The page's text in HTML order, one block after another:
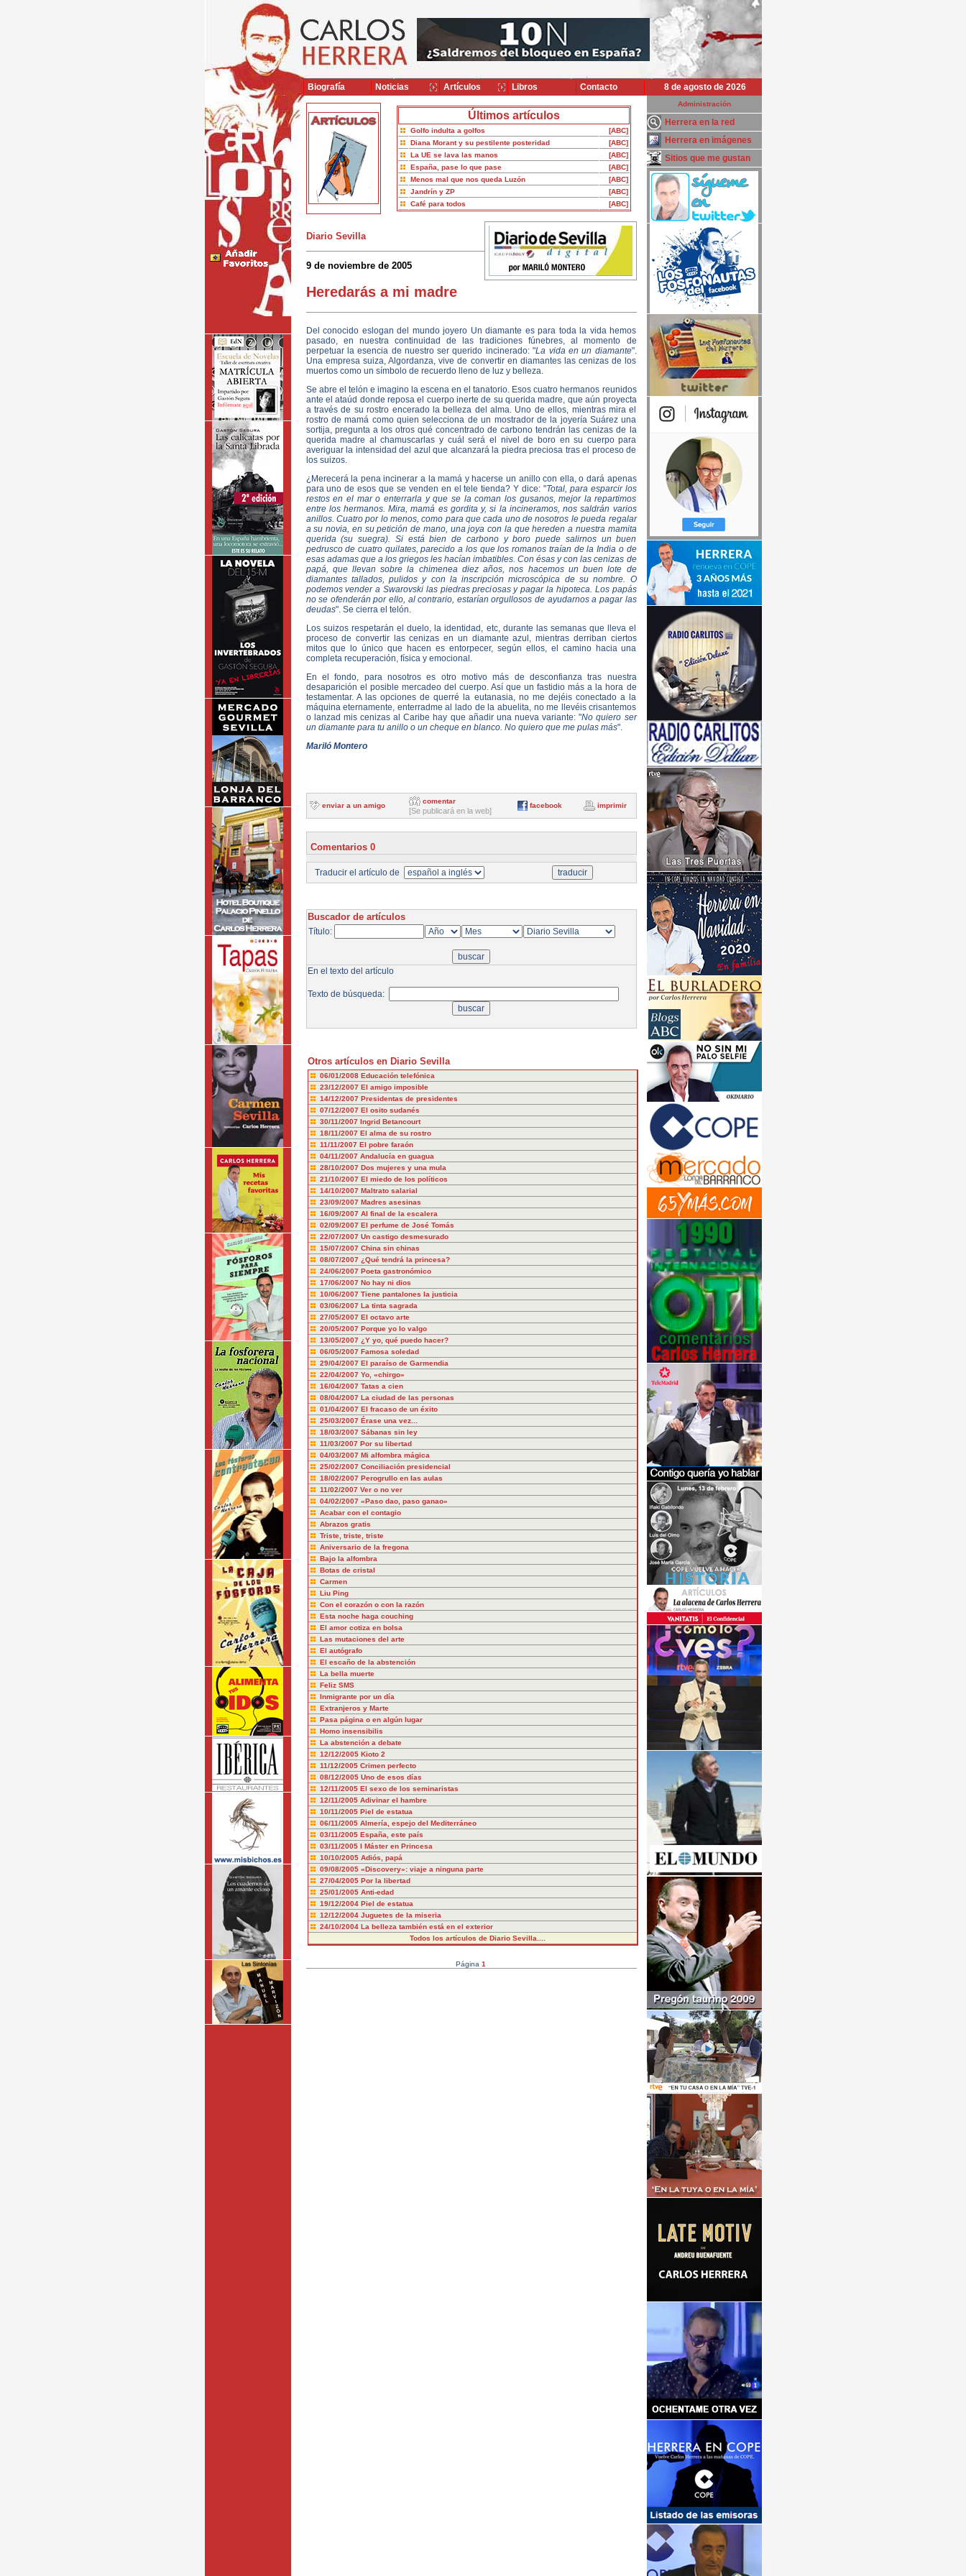
8 de agosto de 2026
Últimos artículos
Golfo indulta a golfos
[ABC]
Diana Morant y su pestilente posteridad
[ABC]
La UE se lava las manos
[ABC]
España, pase lo que pase
[ABC]
Menos mal que nos queda Luzón
[ABC]
Jandrín y ZP
[ABC]
Café para todos
[ABC]
Diario Sevilla
9 de noviembre de 2005
Heredarás a mi madre
Del conocido eslogan del mundo joyero Un diamante es para toda la vida hemos
pasado, en nuestra continuidad de las tradiciones fúnebres, al momento de
perpetuar la esencia de nuestro ser querido incinerado: "La vida en un diamante".
Una empresa suiza, Algordanza, vive de convertir en diamantes las cenizas de los
muertos como un símbolo de recuerdo lleno de luz y belleza.
Se abre el telón e imagino la escena en el tanatorio. Esos cuatro hermanos reunidos
ante el ataúd donde reposa el cuerpo inerte de su querida madre, que aún proyecta
a través de su rostro encerado la belleza del alma. Uno de ellos, mientras mira el
rostro de mamá como quien selecciona de un mostrador de la joyería Suárez una
sortija, pregunta a los otros qué concentrado de carbono tendrán las cenizas de la
querida madre al chamuscarlas y cuál será el nivel de boro en su cuerpo para
averiguar la intensidad del azul que alcanzará la piedra preciosa tras el proceso de
los suizos.
¿Merecerá la pena incinerar a la mamá y hacerse un anillo con ella, o dará apenas
para uno de esos que se venden en el tele tienda? Y dice: "Total, para esparcir los
restos en el mar o enterrarla y que se la coman los gusanos, mejor la repartimos
entre los hermanos. Mira, mamá es gordita y, si la incineramos, nos saldrán varios
anillos. Cuatro por lo menos, como para que cada uno de nosotros le pueda regalar
a su novia, en su petición de mano, una joya con la que hereden a nuestra mamita
querida (su suegra). Si está bien de carbono y boro puede salirnos un buen
pedrusco de cuatro quilates, parecido a los que los romanos traían de la India o de
esas adamas que a los griegos les hacían imbatibles. Con ésas y con las cenizas de
papá, que llevan sobre la chimenea diez años, nos hacemos un buen lote de
diamantes tallados, pulidos y con la inscripción microscópica de su nombre. O
podemos vender a Swarovski las piedras preciosas y pagar la hipoteca. Los papás
no se ofenderán por ello, al contrario, estarían orgullosos de ayudarnos a pagar las
deudas". Se cierra el telón.
Los suizos respetarán el duelo, la identidad, etc, durante las semanas que lleva el
proceso de convertir las cenizas en un diamante azul, mientras derriban ciertos
mitos que lo único que hacen es entorpecer, según ellos, el camino hacia una
completa recuperación, física y emocional.
En el fondo, para nosotros es otro motivo más de desconfianza tras nuestra
desaparición el posible mercadeo del cuerpo. Así que un fastidio más a la hora de
testamentar. A las opciones de querré la eutanasia, no me dejéis conectado a la
máquina eternamente, enterradme al lado de la abuelita, no me llevéis crisantemos
o lanzad mis cenizas al Caribe hay que añadir una nueva variante: "No quiero ser
un diamante para tu anillo o un cheque en blanco. No quiero que me pulas más".
Mariló Montero
enviar a un amigo
comentar
[Se publicará en la web]
facebook imprimir
Comentarios 0
Traducir el artículo de
Buscador de artículos
Título:
En el texto del artículo
Texto de búsqueda:
Otros artículos en Diario Sevilla
06/01/2008 Educación telefónica
23/12/2007 El amigo imposible
14/12/2007 Presidentas de presidentes
07/12/2007 El osito sudanés
30/11/2007 Ingrid Betancourt
18/11/2007 El alma de su rostro
11/11/2007 El pobre faraón
04/11/2007 Andalucía en guagua
28/10/2007 Dos mujeres y una mula
21/10/2007 El miedo de los políticos
14/10/2007 Maltrato salarial
23/09/2007 Madres asesinas
16/09/2007 Al final de la escalera
02/09/2007 El perfume de José Tomás
22/07/2007 Un castigo desmesurado
15/07/2007 China sin chinas
08/07/2007 ¿Qué tendrá la princesa?
24/06/2007 Poeta gastronómico
17/06/2007 No hay ni dios
10/06/2007 Tiene pantalones la justicia
03/06/2007 La tinta sagrada
27/05/2007 El octavo arte
20/05/2007 Porque yo lo valgo
13/05/2007 ¿Y yo, qué puedo hacer?
06/05/2007 Famosa soledad
29/04/2007 El paraíso de Garmendia
22/04/2007 Yo, «chirgo»
16/04/2007 Tatas a cien
08/04/2007 La ciudad de las personas
01/04/2007 El fracaso de un éxito
25/03/2007 Érase una vez...
18/03/2007 Sábanas sin ley
11/03/2007 Por su libertad
04/03/2007 Mi alfombra mágica
25/02/2007 Conciliación presidencial
18/02/2007 Perogrullo en las aulas
11/02/2007 Ver o no ver
04/02/2007 «Paso dao, paso ganao»
Acabar con el contagio
Abrazos gratis
Triste, triste, triste
Aniversario de la fregona
Bajo la alfombra
Botas de cristal
Carmen
Liu Ping
Con el corazón o con la razón
Esta noche haga couching
El amor cotiza en bolsa
Las mutaciones del arte
El autógrafo
El escaño de la abstención
La bella muerte
Feliz SMS
Inmigrante por un día
Extranjeros y Marte
Pasa página o en algún lugar
Homo insensibilis
La abstención a debate
12/12/2005 Kioto 2
11/12/2005 Crimen perfecto
08/12/2005 Uno de esos días
12/11/2005 El sexo de los seminaristas
12/11/2005 Adivinar el hambre
10/11/2005 Piel de estatua
06/11/2005 Almería, espejo del Mediterráneo
03/11/2005 España, este país
03/11/2005 I Máster en Princesa
10/10/2005 Adiós, papá
09/08/2005 «Discovery»: viaje a ninguna parte
27/04/2005 Por la libertad
25/01/2005 Anti-edad
19/12/2004 Piel de estatua
12/12/2004 Juguetes de la miseria
24/10/2004 La belleza también está en el exterior
Todos los artículos de Diario Sevilla....
Página 1
Administración
Herrera en la red
Herrera en imágenes
Sitios que me gustan
Biografía Noticias Artículos Libros Contacto